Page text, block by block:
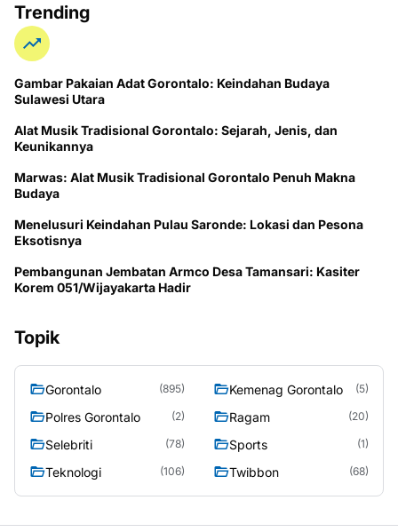
Trending
Gambar Pakaian Adat Gorontalo: Keindahan Budaya
Sulawesi Utara
Alat Musik Tradisional Gorontalo: Sejarah, Jenis, dan
Keunikannya
Marwas: Alat Musik Tradisional Gorontalo Penuh Makna
Budaya
Menelusuri Keindahan Pulau Saronde: Lokasi dan Pesona
Eksotisnya
Pembangunan Jembatan Armco Desa Tamansari: Kasiter
Korem 051/Wijayakarta Hadir
Topik
Gorontalo (895) Kemenag Gorontalo (5)
Polres Gorontalo (2) Ragam (20)
Selebriti (78) Sports (1)
Teknologi (106) Twibbon (68)